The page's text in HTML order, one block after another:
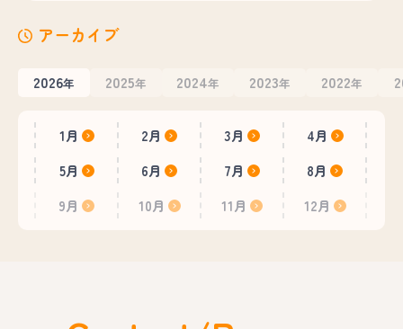
アーカイブ
2026年 2025年 2024年 2023年 2022年
1月 2月 3月
4月
5月
6月 7月
8月
9月
10月 11月 12月